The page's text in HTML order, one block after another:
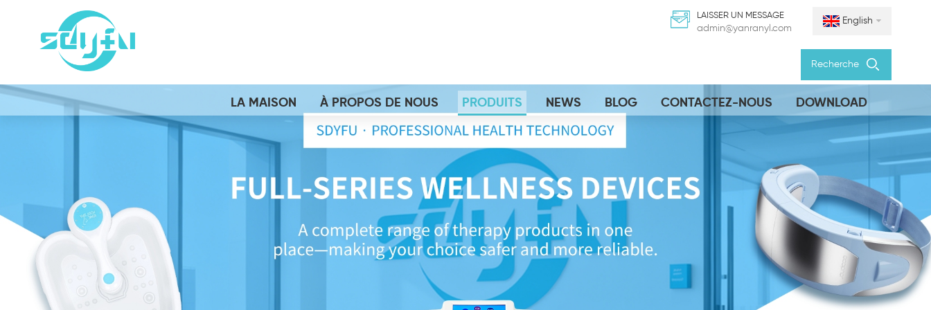
English
LAISSER UN MESSAGE
admin@yanranyl.com
Recherche
LA MAISON À PROPOS DE NOUS PRODUITS NEWS BLOG CONTACTEZ-NOUS DOWNLOAD